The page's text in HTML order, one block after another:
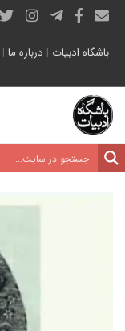
باشگاه ادبیات | درباره ما |